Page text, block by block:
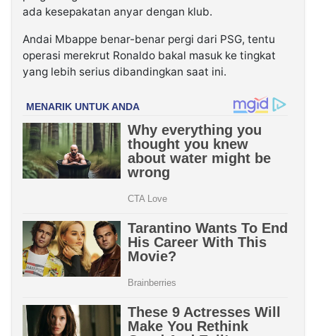
ada kesepakatan anyar dengan klub.
Andai Mbappe benar-benar pergi dari PSG, tentu
operasi merekrut Ronaldo bakal masuk ke tingkat
yang lebih serius dibandingkan saat ini.